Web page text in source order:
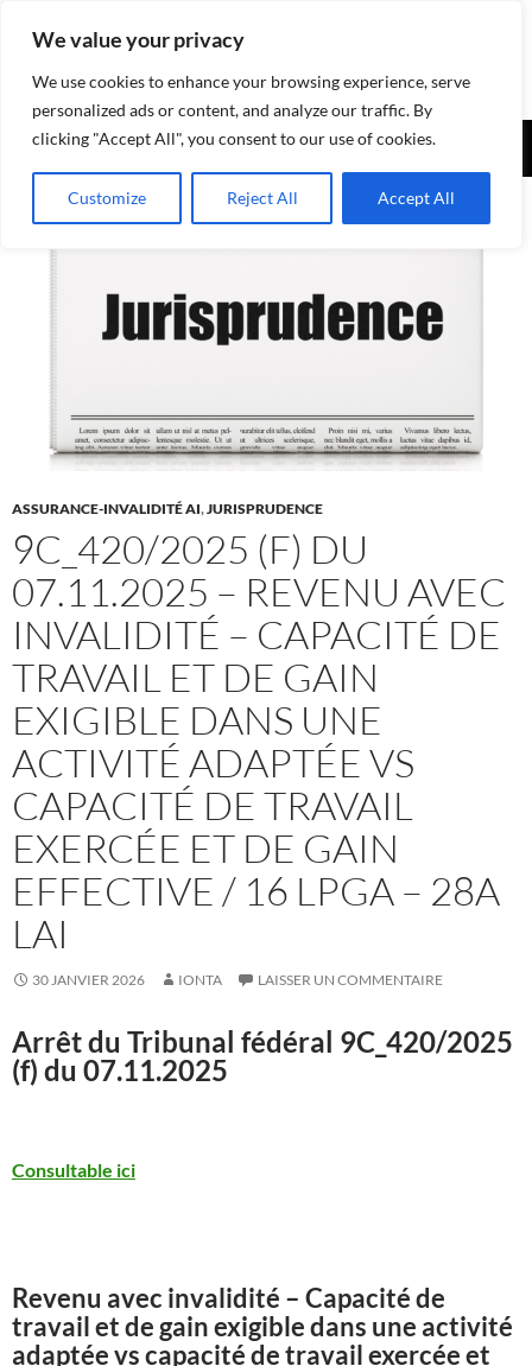
We value your privacy
We use cookies to enhance your browsing experience, serve
personalized ads or content, and analyze our traffic. By
clicking "Accept All", you consent to our use of cookies.
Customize Reject All Accept All
Assurances-sociales.info
Recherche
ASSURANCE-INVALIDITÉ AI,JURISPRUDENCE
9C_420/2025 (F) DU
07.11.2025 – REVENU AVEC
INVALIDITÉ – CAPACITÉ DE
TRAVAIL ET DE GAIN
EXIGIBLE DANS UNE
ACTIVITÉ ADAPTÉE VS
CAPACITÉ DE TRAVAIL
EXERCÉE ET DE GAIN
EFFECTIVE / 16 LPGA – 28A
LAI
30 JANVIER 2026 IONTA LAISSER UN COMMENTAIRE
Arrêt du Tribunal fédéral 9C_420/2025
(f) du 07.11.2025
Consultable ici
Revenu avec invalidité – Capacité de
travail et de gain exigible dans une activité
adaptée vs capacité de travail exercée et